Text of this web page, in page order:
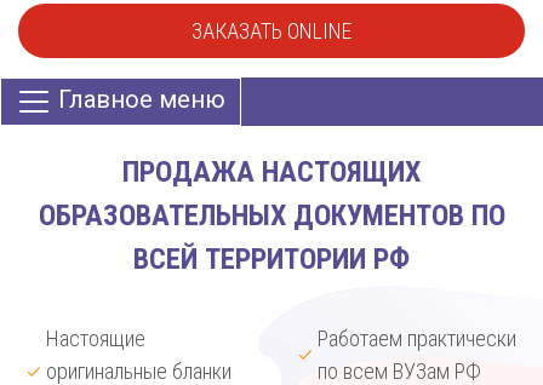
ЗАКАЗАТЬ ONLINE
Главное меню
ПРОДАЖА НАСТОЯЩИХ
ОБРАЗОВАТЕЛЬНЫХ ДОКУМЕНТОВ ПО
ВСЕЙ ТЕРРИТОРИИ РФ
Настоящие
оригинальные бланки
Работаем практически
по всем ВУЗам РФ